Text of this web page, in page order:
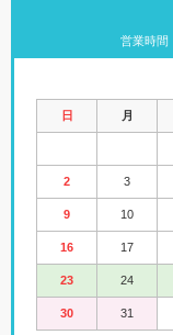
営業時間
日 月
2 3
9 10
16 17
23 24
30 31